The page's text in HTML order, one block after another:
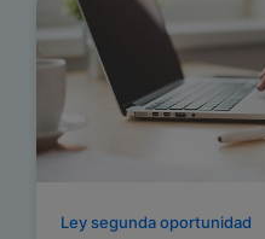
Ley segunda oportunidad